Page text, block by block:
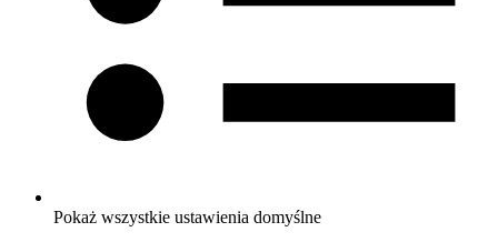
Pokaż wszystkie ustawienia domyślne